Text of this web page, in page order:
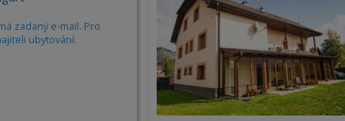
zadaný e-mail. Pro
ubytování.